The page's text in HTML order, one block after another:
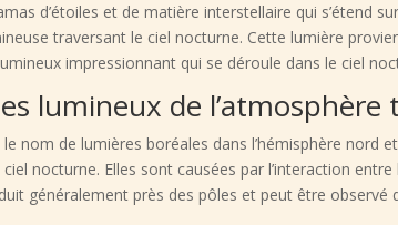
d’étoiles et de matière interstellaire qui s’étend
traversant le ciel nocturne. Cette lumière
impressionnant qui se déroule dans le ciel
lumineux de l’atmosphère
nom de lumières boréales dans l’hémisphère nord
nocturne. Elles sont causées par l’interaction
généralement près des pôles et peut être